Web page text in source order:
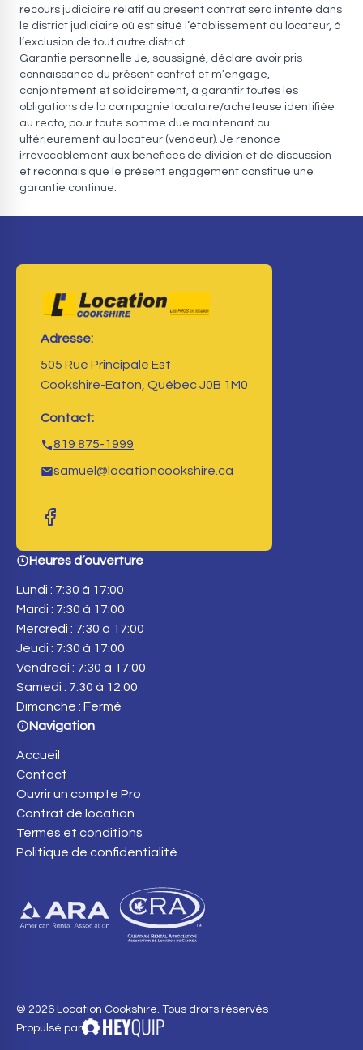
recours judiciaire relatif au présent contrat sera intenté dans
le district judiciaire où est situé l’établissement du locateur, à
l’exclusion de tout autre district.
Garantie personnelle Je, soussigné, déclare avoir pris
connaissance du présent contrat et m’engage,
conjointement et solidairement, à garantir toutes les
obligations de la compagnie locataire/acheteuse identifiée
au recto, pour toute somme due maintenant ou
ultérieurement au locateur (vendeur). Je renonce
irrévocablement aux bénéfices de division et de discussion
et reconnais que le présent engagement constitue une
garantie continue.
Adresse:
505 Rue Principale Est
Cookshire-Eaton, Québec J0B 1M0
Contact:
819 875-1999
samuel@locationcookshire.ca
Heures d’ouverture
Lundi : 7:30 à 17:00
Mardi : 7:30 à 17:00
Mercredi : 7:30 à 17:00
Jeudi : 7:30 à 17:00
Vendredi : 7:30 à 17:00
Samedi : 7:30 à 12:00
Dimanche : Fermé
Navigation
Accueil
Contact
Ouvrir un compte Pro
Contrat de location
Termes et conditions
Politique de confidentialité
© 2026 Location Cookshire. Tous droits réservés
Propulsé par